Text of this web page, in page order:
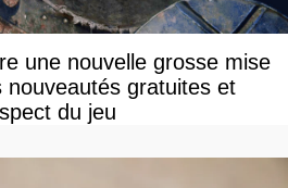
une nouvelle grosse mise
nouveautés gratuites et
du jeu